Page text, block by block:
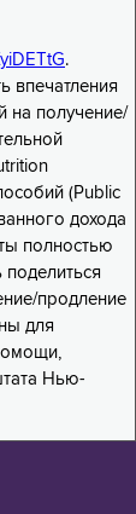
.
впечатления
на получение/
(Public
дохода
полностью
продление
для
Нью-